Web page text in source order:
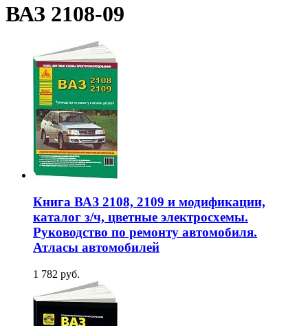
ВАЗ 2108-09
Книга ВАЗ 2108, 2109 и модификации,
каталог з/ч, цветные электросхемы.
Руководство по ремонту автомобиля.
Атласы автомобилей
1 782 руб.